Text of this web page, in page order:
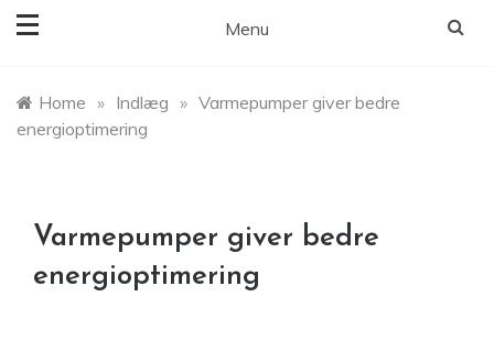
Menu
Home » Indlæg » Varmepumper giver bedre
energioptimering
Varmepumper giver bedre
energioptimering